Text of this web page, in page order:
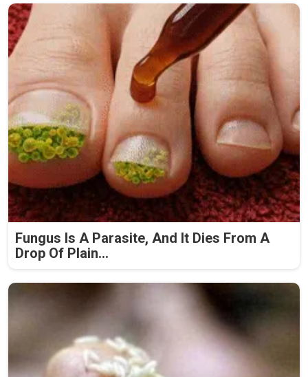
Fungus Is A Parasite, And It Dies From A
Drop Of Plain...